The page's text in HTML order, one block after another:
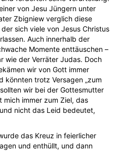
von Jesu Jüngern unter
Zbigniew verglich diese
sich viele von Jesus Christus
Auch innerhalb der
Momente enttäuschen –
wie der Verräter Judas. Doch
wir von Gott immer
könnten trotz Versagen „zum
wir bei der Gottesmutter
mich immer zum Ziel, das
nicht das Leid bedeutet,
das Kreuz in feierlicher
und enthüllt, und dann